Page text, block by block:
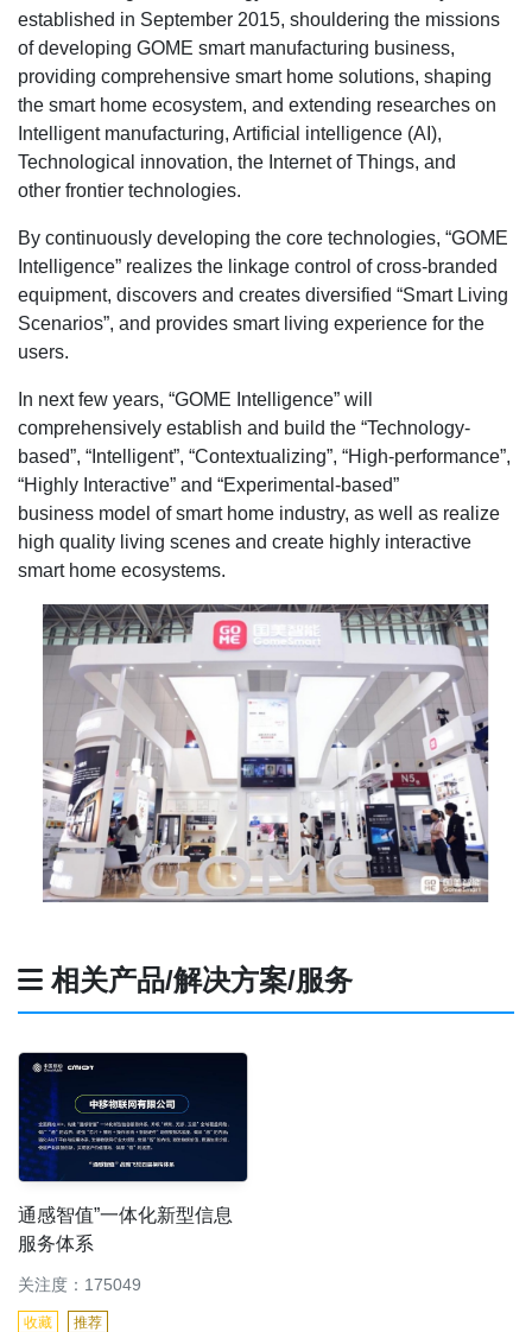
established in September 2015, shouldering the missions
of developing GOME smart manufacturing business,
providing comprehensive smart home solutions, shaping
the smart home ecosystem, and extending researches on
Intelligent manufacturing, Artificial intelligence (AI),
Technological innovation, the Internet of Things, and
other frontier technologies.
By continuously developing the core technologies, “GOME
Intelligence” realizes the linkage control of cross-branded
equipment, discovers and creates diversified “Smart Living
Scenarios”, and provides smart living experience for the
users.
In next few years, “GOME Intelligence” will
comprehensively establish and build the “Technology-
based”, “Intelligent”, “Contextualizing”, “High-performance”,
“Highly Interactive” and “Experimental-based”
business model of smart home industry, as well as realize
high quality living scenes and create highly interactive
smart home ecosystems.
相关产品/解决方案/服务
通感智值”一体化新型信息
服务体系
关注度：175049
收藏 推荐